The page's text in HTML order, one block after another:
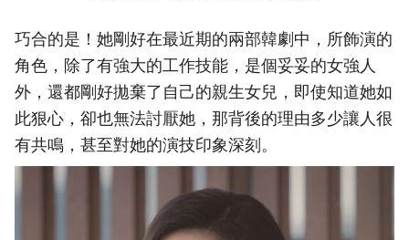
巧合的是！她剛好在最近期的兩部韓劇中，所飾演的
角色，除了有強大的工作技能，是個妥妥的女強人
外，還都剛好拋棄了自己的親生女兒，即使知道她如
此狠心，卻也無法討厭她，那背後的理由多少讓人很
有共鳴，甚至對她的演技印象深刻。